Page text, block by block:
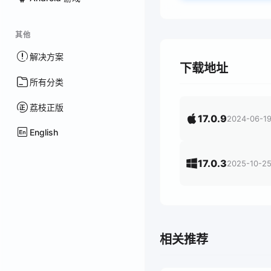
其他
解决方案
所有分类
荔枝正版
English
下载地址
17.0.92024-06-19
17.0.32025-10-25
相关推荐